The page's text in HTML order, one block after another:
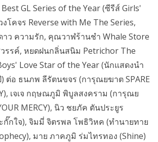
GL Series of the Year (ซีรีส์ Girls'
โคจร Reverse with Me The Series,
ว ความรัก, คุณวาฬร้านชำ Whale Store
รรค์, หยดฝนกลิ่นสนิม Petrichor The
Love Star of the Year (นักแสดงนำ
ต่อ ธนภพ ลีรัตนขจร (การุณยฆาต SPARE
เจเจ กฤษณภูมิ พิบูลสงคราม (การุณย
MERCY), นิว ชยภัค ตันประยูร
กั๊กใจ), จิมมี่ จิตรพล โพธิวิหค (ทำนายทาย
มาย ภาคภูมิ ร่มไทรทอง (Shine)